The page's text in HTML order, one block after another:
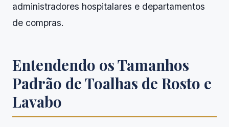
administradores hospitalares e departamentos
de compras.
Entendendo os Tamanhos
Padrão de Toalhas de Rosto e
Lavabo